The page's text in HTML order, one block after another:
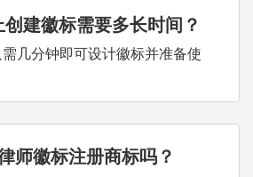
建徽标需要多长时间？
几分钟即可设计徽标并准备使
师徽标注册商标吗？